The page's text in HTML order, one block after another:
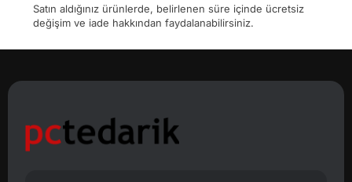
Satın aldığınız ürünlerde, belirlenen süre içinde ücretsiz
değişim ve iade hakkından faydalanabilirsiniz.